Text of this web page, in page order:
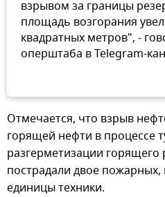
взрывом за границы
площадь возгорания
квадратных метров", -
оперштаба в Telegram-
Отмечается, что взрыв
горящей нефти в процессе
разгерметизации горящего
пострадали двое
единицы техники.